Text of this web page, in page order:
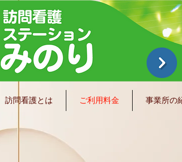
訪問看護とは ご利用料金 事業所の